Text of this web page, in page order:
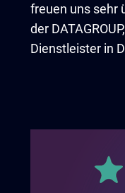
freuen uns sehr
der
Dienstleister in